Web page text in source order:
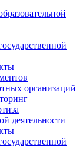
организаций
деятельности